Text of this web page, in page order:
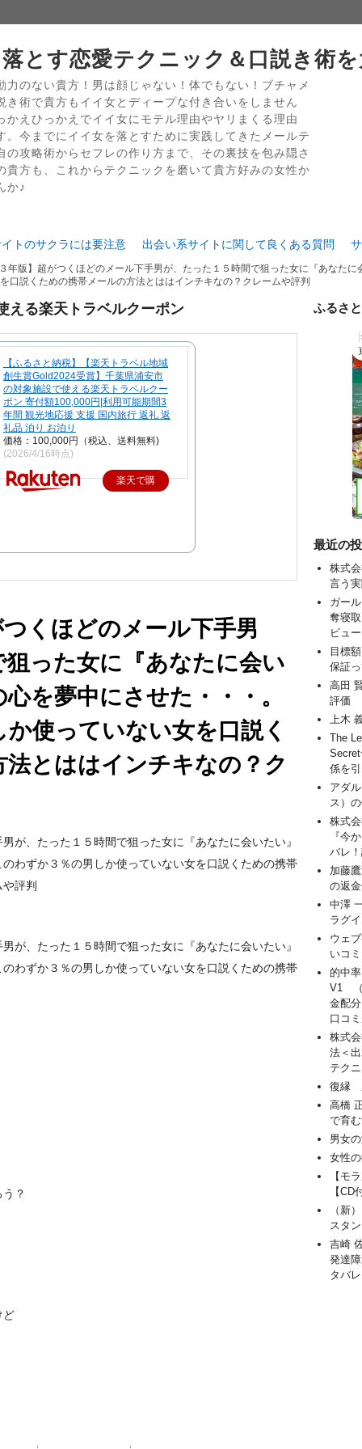
とす恋愛テクニック＆口説き術
のない貴方！男は顔じゃない！体でもない！ブチャメ
術で貴方もイイ女とディープな付き合いをしません
えひっかえでイイ女にモテル理由やヤリまくる理由
今までにイイ女を落とすために実践してきたメールテ
攻略術からセフレの作り方まで、その裏技を包み隠さ
方も、これからテクニックを磨いて貴方好みの女性か
か♪
トのサクラには要注意 出会い系サイトに関して良くある質問
年版】超がつくほどのメール下手男が、たった１５時間で狙った女に『あなた
口説くための携帯メールの方法とははインチキなの？クレームや評判
える楽天トラベルクーポン
【ふるさと納税】【楽天トラベル地域
創生賞Gold2024受賞】千葉県浦安市
の対象施設で使える楽天トラベルクー
ポン 寄付額100,000円|利用可能期間3
年間 観光地応援 支援 国内旅行 返礼 返
礼品 泊り お泊り
価格：100,000円（税込、送料無料)
(2026/4/16時点)
楽天で購
くほどのメール下手男
った女に『あなたに会い
を夢中にさせた・・・。
使っていない女を口説く
とははインチキなの？ク
が、たった１５時間で狙った女に『あなたに会いたい』
わずか３％の男しか使っていない女を口説くための携帯
評判
が、たった１５時間で狙った女に『あなたに会いたい』
わずか３％の男しか使っていない女を口説くための携帯
？
ど
ふるさ
最近の
株式
言う
ガー
奪寝
ビュー
目標
保証
高田
評価
上木
The
係を
アダ
ス）
株式
『今
バレ
加藤
の返
中澤
ラグ
ウェ
いコ
的中
V1 （
金配
口コ
株式
法＜
テク
復縁
高橋
で育
男女
女性
【モ
【
（新
スタ
吉崎
発達
タバ